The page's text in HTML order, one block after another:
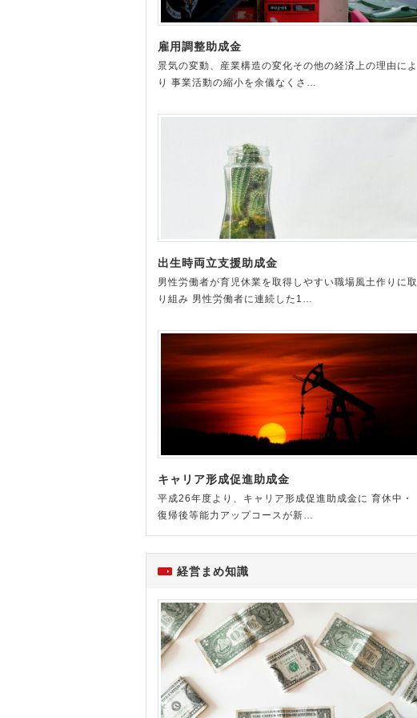
雇用調整助成金
景気の変動、産業構造の変化その他の経済上の理由によ
り 事業活動の縮小を余儀なくさ…
出生時両立支援助成金
男性労働者が育児休業を取得しやすい職場風土作りに取
り組み 男性労働者に連続した1…
キャリア形成促進助成金
平成26年度より、キャリア形成促進助成金に 育休中・
復帰後等能力アップコースが新…
経営まめ知識